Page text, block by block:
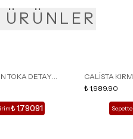
TOKA DETAY
TERLİK
₺ 1,790.91
CALİSTA
SİVRİ BURUN
₺ 1,989.90